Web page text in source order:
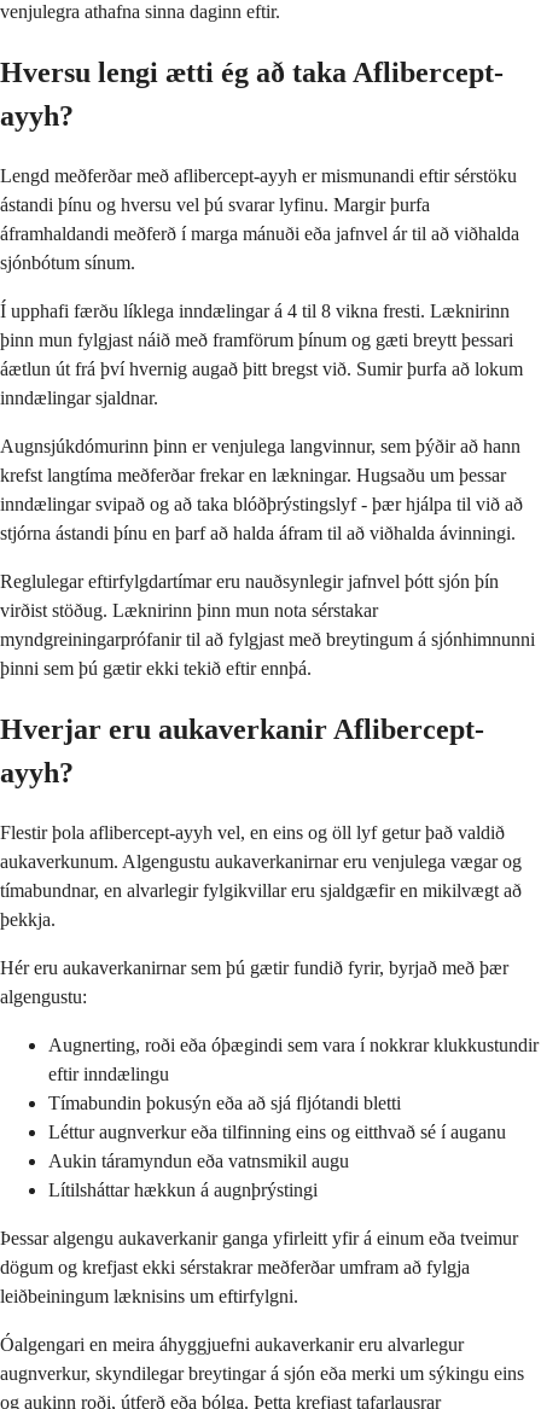
venjulegra athafna sinna daginn eftir.
Hversu lengi ætti ég að taka Aflibercept-
ayyh?
Lengd meðferðar með aflibercept-ayyh er mismunandi eftir sérstöku
ástandi þínu og hversu vel þú svarar lyfinu. Margir þurfa
áframhaldandi meðferð í marga mánuði eða jafnvel ár til að viðhalda
sjónbótum sínum.
Í upphafi færðu líklega inndælingar á 4 til 8 vikna fresti. Læknirinn
þinn mun fylgjast náið með framförum þínum og gæti breytt þessari
áætlun út frá því hvernig augað þitt bregst við. Sumir þurfa að lokum
inndælingar sjaldnar.
Augnsjúkdómurinn þinn er venjulega langvinnur, sem þýðir að hann
krefst langtíma meðferðar frekar en lækningar. Hugsaðu um þessar
inndælingar svipað og að taka blóðþrýstingslyf - þær hjálpa til við að
stjórna ástandi þínu en þarf að halda áfram til að viðhalda ávinningi.
Reglulegar eftirfylgdartímar eru nauðsynlegir jafnvel þótt sjón þín
virðist stöðug. Læknirinn þinn mun nota sérstakar
myndgreiningarprófanir til að fylgjast með breytingum á sjónhimnunni
þinni sem þú gætir ekki tekið eftir ennþá.
Hverjar eru aukaverkanir Aflibercept-
ayyh?
Flestir þola aflibercept-ayyh vel, en eins og öll lyf getur það valdið
aukaverkunum. Algengustu aukaverkanirnar eru venjulega vægar og
tímabundnar, en alvarlegir fylgikvillar eru sjaldgæfir en mikilvægt að
þekkja.
Hér eru aukaverkanirnar sem þú gætir fundið fyrir, byrjað með þær
algengustu:
Augnerting, roði eða óþægindi sem vara í nokkrar klukkustundir
eftir inndælingu
Tímabundin þokusýn eða að sjá fljótandi bletti
Léttur augnverkur eða tilfinning eins og eitthvað sé í auganu
Aukin táramyndun eða vatnsmikil augu
Lítilsháttar hækkun á augnþrýstingi
Þessar algengu aukaverkanir ganga yfirleitt yfir á einum eða tveimur
dögum og krefjast ekki sérstakrar meðferðar umfram að fylgja
leiðbeiningum læknisins um eftirfylgni.
Óalgengari en meira áhyggjuefni aukaverkanir eru alvarlegur
augnverkur, skyndilegar breytingar á sjón eða merki um sýkingu eins
og aukinn roði, útferð eða bólga. Þetta krefjast tafarlausrar